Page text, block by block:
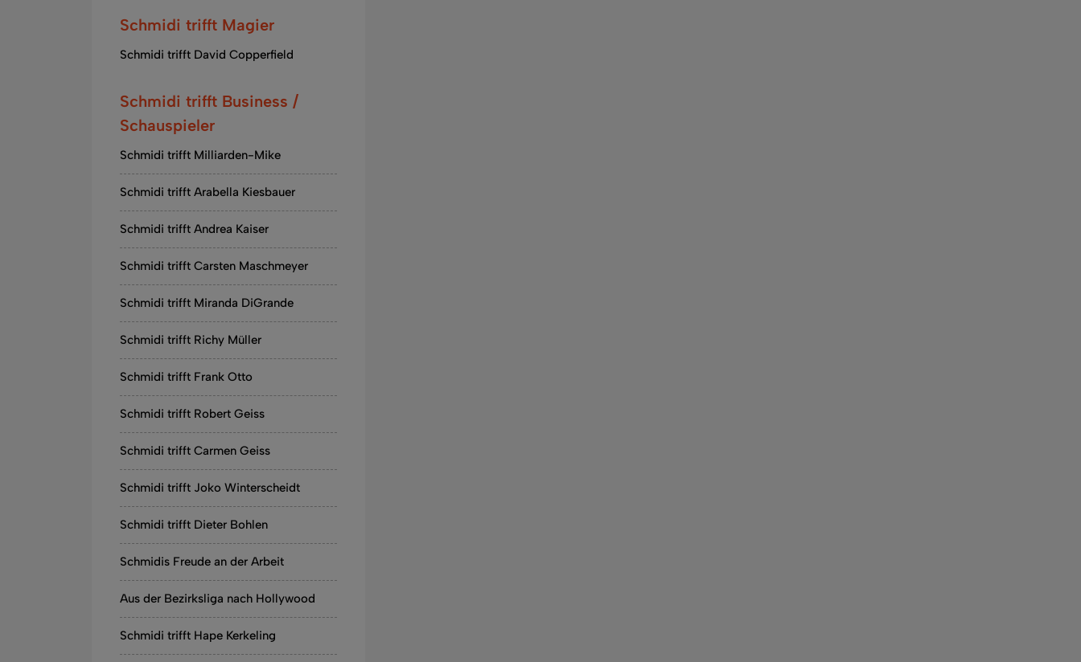
Schmidi trifft Magier
Schmidi trifft David Copperfield
Schmidi trifft Business /
Schauspieler
Schmidi trifft Milliarden-Mike
Schmidi trifft Arabella Kiesbauer
Schmidi trifft Andrea Kaiser
Schmidi trifft Carsten Maschmeyer
Schmidi trifft Miranda DiGrande
Schmidi trifft Richy Müller
Schmidi trifft Frank Otto
Schmidi trifft Robert Geiss
Schmidi trifft Carmen Geiss
Schmidi trifft Joko Winterscheidt
Schmidi trifft Dieter Bohlen
Schmidis Freude an der Arbeit
Aus der Bezirksliga nach Hollywood
Schmidi trifft Hape Kerkeling